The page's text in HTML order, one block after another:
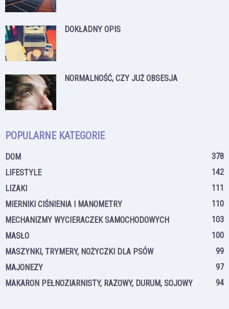
DOKŁADNY OPIS
NORMALNOŚĆ, CZY JUŻ OBSESJA
POPULARNE KATEGORIE
DOM
378
LIFESTYLE
142
LIZAKI
111
MIERNIKI CIŚNIENIA I MANOMETRY
110
MECHANIZMY WYCIERACZEK SAMOCHODOWYCH
103
MASŁO
100
MASZYNKI, TRYMERY, NOŻYCZKI DLA PSÓW
99
MAJONEZY
97
MAKARON PEŁNOZIARNISTY, RAZOWY, DURUM, SOJOWY
94